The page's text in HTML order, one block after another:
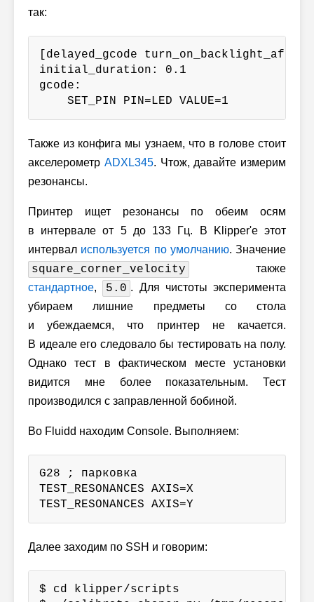
так:
[delayed_gcode
initial_duration: 0.1
gcode:
    SET_PIN PIN=LED VALUE=1
Также из конфига мы узнаем, что в голове стоит
акселерометр ADXL345. Чтож, давайте измерим
резонансы.
Принтер ищет резонансы по обеим осям
в интервале от 5 до 133 Гц. В Klipper'е этот
интервал используется по умолчанию. Значение
square_corner_velocity
также
стандартное, 5.0 . Для чистоты эксперимента
убираем лишние предметы со стола
и убеждаемся, что принтер не качается.
В идеале его следовало бы тестировать на полу.
Однако тест в фактическом месте установки
видится мне более показательным. Тест
производился с заправленной бобиной.
Во Fluidd находим Console. Выполняем:
G28 ; парковка
TEST_RESONANCES AXIS=X
TEST_RESONANCES AXIS=Y
Далее заходим по SSH и говорим:
$ cd klipper/scripts